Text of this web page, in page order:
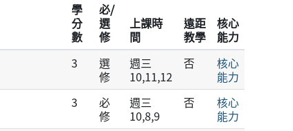
學
分
數
必/
選
修
上課時
間
遠距
教學
核心
能力
3
選
修
週三
10,11,12
否
核心
能力
3
必
修
週三
10,8,9
否
核心
能力